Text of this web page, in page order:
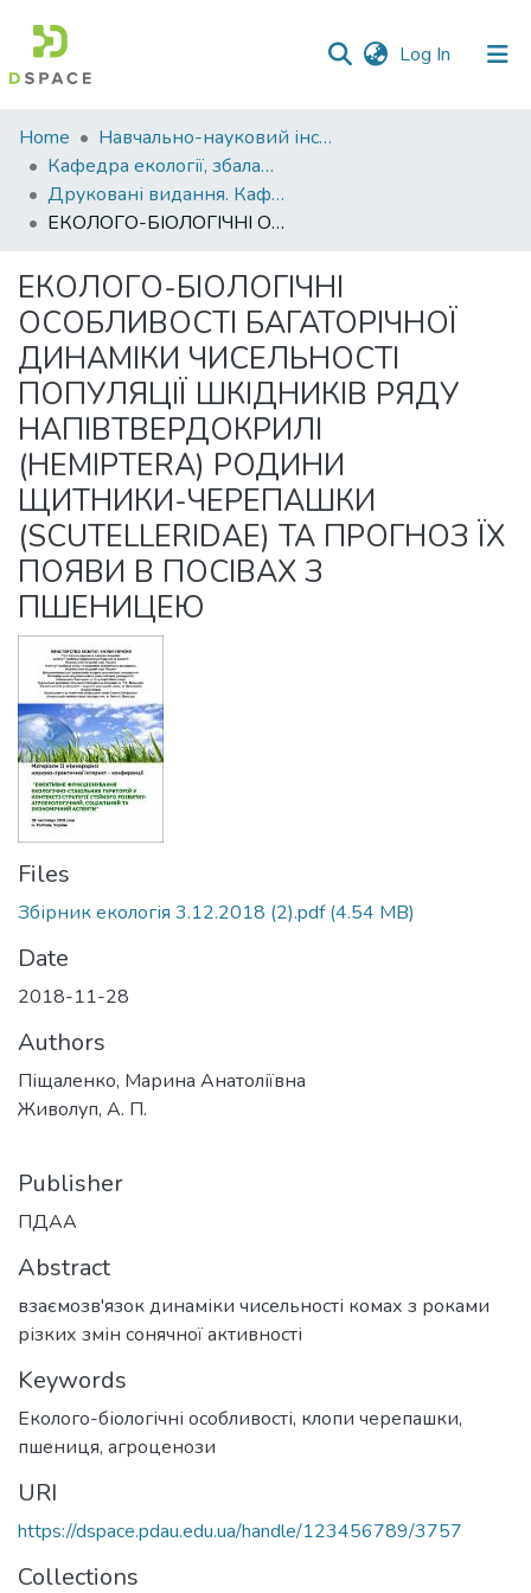
Log In (current)
Communities
&
Collections
All of DSpace
Statistics
Home
Навчально-науковий інститут агротехнологій, селекції та екології
Кафедра екології, збалансованого природокористування та захисту довкілля
Друковані видання. Кафедра екології, збалансованого природокористування та захисту довкілля
ЕКОЛОГО-БІОЛОГІЧНІ ОСОБЛИВОСТІ БАГАТОРІЧНОЇ ДИНАМІКИ ЧИСЕЛЬНОСТІ ПОПУЛЯЦІЇ ШКІДНИКІВ РЯДУ НАПІВТВЕРДОКРИЛІ (HEMIPTERA) РОДИНИ ЩИТНИКИ-ЧЕРЕПАШКИ (SCUTELLERIDAE) ТА ПРОГНОЗ ЇХ ПОЯВИ В ПОСІВАХ З ПШЕНИЦЕЮ
ЕКОЛОГО-БІОЛОГІЧНІ
ОСОБЛИВОСТІ БАГАТОРІЧНОЇ
ДИНАМІКИ ЧИСЕЛЬНОСТІ
ПОПУЛЯЦІЇ ШКІДНИКІВ РЯДУ
НАПІВТВЕРДОКРИЛІ
(HEMIPTERA) РОДИНИ
ЩИТНИКИ-ЧЕРЕПАШКИ
(SCUTELLERIDAE) ТА ПРОГНОЗ ЇХ
ПОЯВИ В ПОСІВАХ З
ПШЕНИЦЕЮ
Files
Збірник екологія 3.12.2018 (2).pdf(4.54 MB)
Date
2018-11-28
Authors
Піщаленко, Марина Анатоліївна
Живолуп, А. П.
Publisher
ПДАА
Abstract
взаємозв'язок динаміки чисельності комах з роками
різких змін сонячної активності
Keywords
Еколого-біологічні особливості, клопи черепашки,
пшениця, агроценози
URI
https://dspace.pdau.edu.ua/handle/123456789/3757
Collections